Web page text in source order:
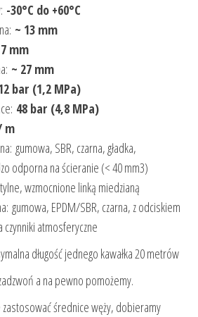
-30°C do +60°C
~ 13 mm
mm
~ 27 mm
bar (1,2 MPa)
48 bar (4,8 MPa)
m
gumowa, SBR, czarna, gładka,
odporna na ścieranie (< 40 mm3)
wzmocnione linką miedzianą
gumowa, EPDM/SBR, czarna, z odciskiem
atmosferyczne
długość jednego kawałka 20 metrów
a na pewno pomożemy.
średnice węży, dobieramy